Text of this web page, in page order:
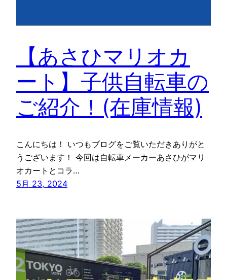
【あさひマリオカ
ート】子供自転車の
ご紹介！(在庫情報)
こんにちは！ いつもブログをご覧いただきありがと
うございます！ 今回は自転車メーカーあさひがマリ
オカートとコラ…
5月 23, 2024